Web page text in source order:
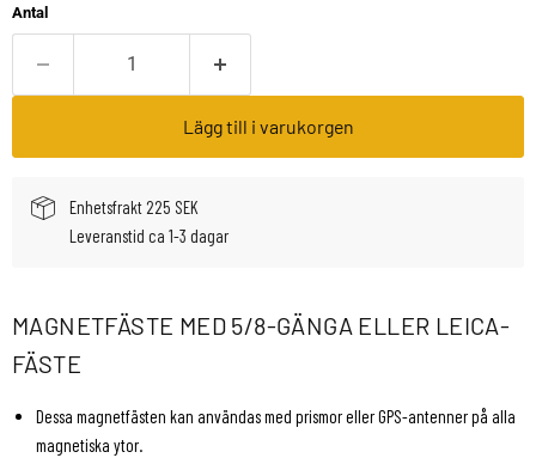
Antal
Lägg till i varukorgen
Enhetsfrakt 225 SEK
Leveranstid ca 1-3 dagar
MAGNETFÄSTE MED 5/8-GÄNGA ELLER LEICA-
FÄSTE
Dessa magnetfästen kan användas med prismor eller GPS-antenner på alla
magnetiska ytor.